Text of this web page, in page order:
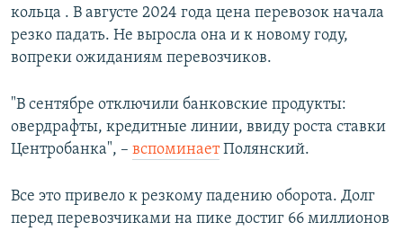
кольца . В августе 2024 года цена перевозок начала
резко падать. Не выросла она и к новому году,
вопреки ожиданиям перевозчиков.
"В сентябре отключили банковские продукты:
овердрафты, кредитные линии, ввиду роста ставки
Центробанка", – вспоминаетПолянский.
Все это привело к резкому падению оборота. Долг
перед перевозчиками на пике достиг 66 миллионов